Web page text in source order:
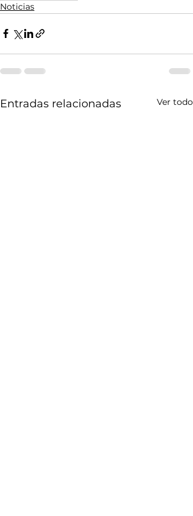
Noticias
Entradas relacionadas Ver todo